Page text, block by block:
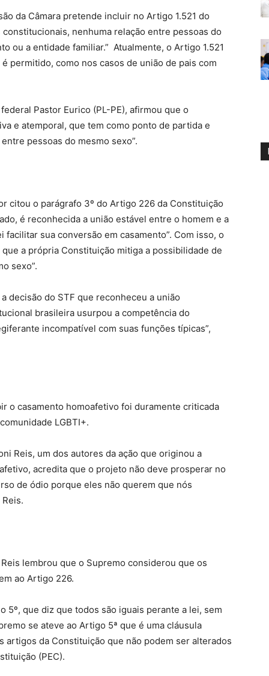
da Câmara pretende incluir no Artigo 1.521 do
nenhuma relação entre pessoas do
ou a entidade familiar.” Atualmente, o Artigo 1.521
permitido, como nos casos de união de pais com
Pastor Eurico (PL-PE), afirmou que o
e atemporal, que tem como ponto de partida e
pessoas do mesmo sexo”.
citou o parágrafo 3º do Artigo 226 da Constituição
é reconhecida a união estável entre o homem e a
sua conversão em casamento”. Com isso, o
a própria Constituição mitiga a possibilidade de
sexo”.
decisão do STF que reconheceu a união
brasileira usurpou a competência do
incompatível com suas funções típicas”,
o casamento homoafetivo foi duramente criticada
LGBTI+.
Reis, um dos autores da ação que originou a
acredita que o projeto não deve prosperar no
de ódio porque eles não querem que nós
lembrou que o Supremo considerou que os
ao Artigo 226.
5º, que diz que todos são iguais perante a lei, sem
se ateve ao Artigo 5ª que é uma cláusula
artigos da Constituição que não podem ser alterados
(PEC).